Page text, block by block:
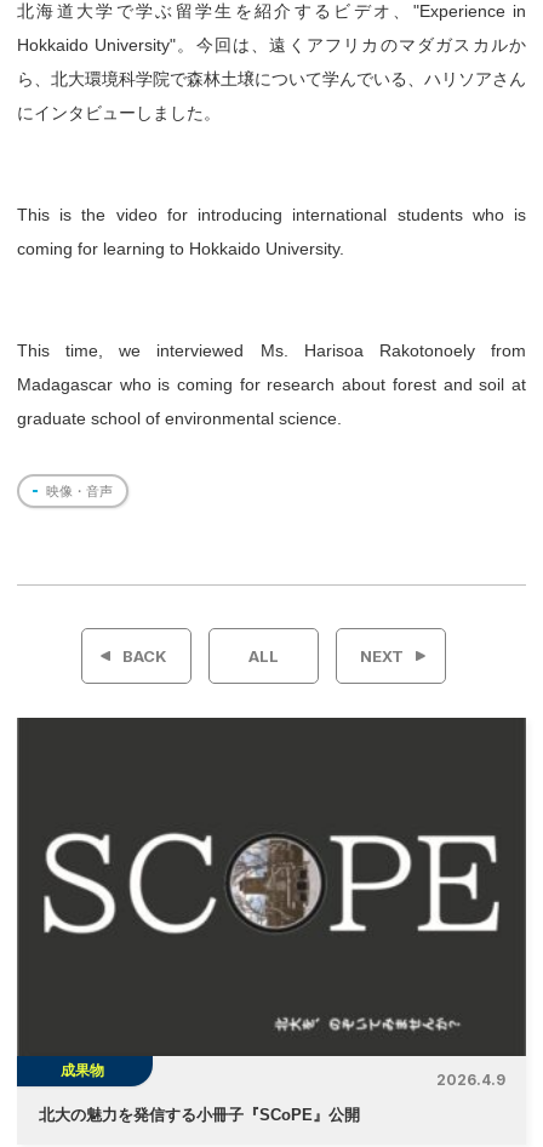
北海道大学で学ぶ留学生を紹介するビデオ、"Experience in
Hokkaido University"。今回は、遠くアフリカのマダガスカルか
ら、北大環境科学院で森林土壌について学んでいる、ハリソアさん
にインタビューしました。
This is the video for introducing international students who is
coming for learning to Hokkaido University.
This time, we interviewed Ms. Harisoa Rakotonoely from
Madagascar who is coming for research about forest and soil at
graduate school of environmental science.
映像・音声
投
ー
シ
ョ
BACK ALL NEXT
成果物
2026.4.9
北大の魅力を発信する小冊子『SCoPE』公開